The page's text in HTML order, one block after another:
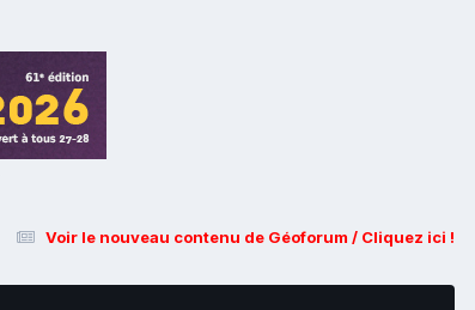
Voir le nouveau contenu de Géoforum / Cliquez ici !